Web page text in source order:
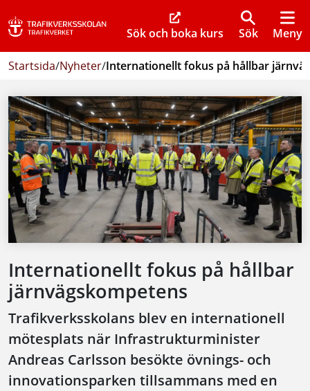
Sök och boka kurs Sök Meny
Startsida/Nyheter/Internationellt fokus på hållbar
Internationellt fokus på hållbar
järnvägskompetens
Trafikverksskolans blev en internationell
mötesplats när Infrastrukturminister
Andreas Carlsson besökte övnings- och
innovationsparken tillsammans med en